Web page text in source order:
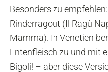
Besonders zu
Rinderragout (Il Ragù
Mamma). In Venetien
Entenfleisch zu und mit
Bigoli! – aber diese